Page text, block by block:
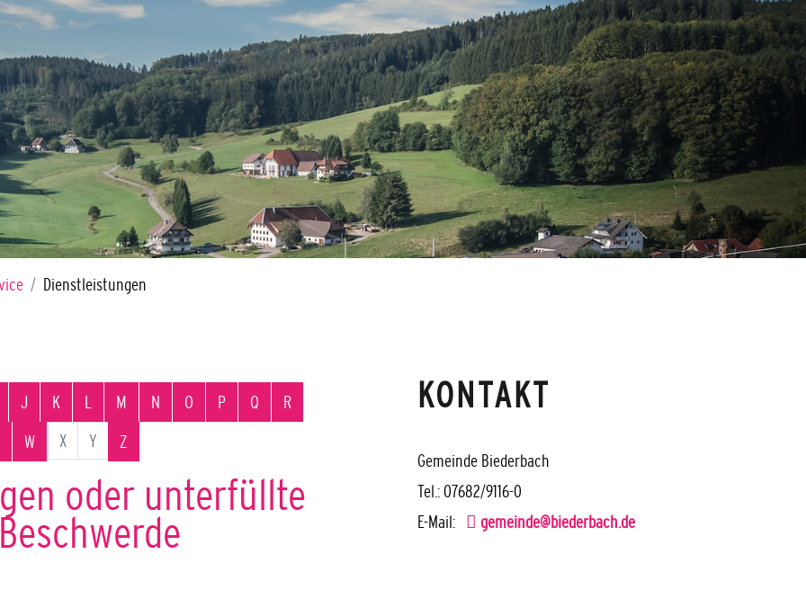
Dienstleistungen
J K L M N O P Q
R
W X Y Z
oder unterfüllte
KONTAKT
Gemeinde Biederbach
Tel.: 07682/9116-0
E-Mail:
gemeinde@biederbach.de